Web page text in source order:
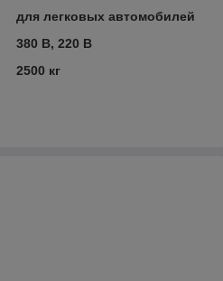
для легковых автомобилей
380 В, 220 В
2500 кг